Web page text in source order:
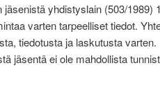
yhdistyslain (503/1989)
varten tarpeelliset tiedot.
tiedotusta ja laskutusta varten.
jäsentä ei ole mahdollista